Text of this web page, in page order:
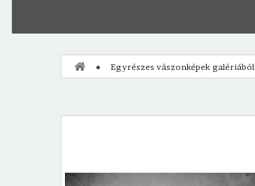
Egyrészes vászonképek galériából